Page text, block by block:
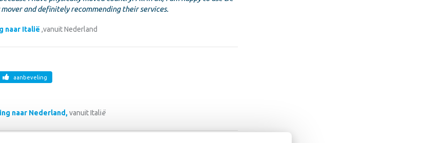
mover and definitely recommending their services.
naar Italië ,vanuit Nederland
aanbeveling
naar Nederland, vanuit Italië